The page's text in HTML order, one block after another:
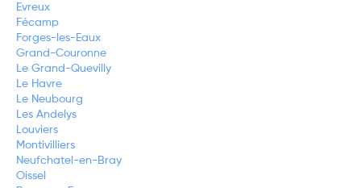
Evreux
Fécamp
Forges-les-Eaux
Grand-Couronne
Le Grand-Quevilly
Le Havre
Le Neubourg
Les Andelys
Louviers
Montivilliers
Neufchatel-en-Bray
Oissel